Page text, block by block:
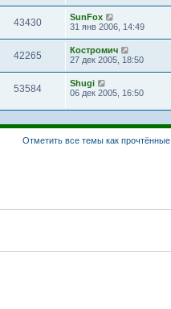
43430
SunFox
31 янв 2006, 14:49
42265
Костромич
27 дек 2005, 18:50
53584
Shugi
06 дек 2005, 16:50
Отметить все темы как прочтённые